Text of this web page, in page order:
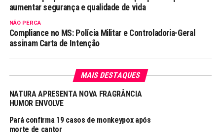
aumentar segurança e qualidade de vida
NÃO PERCA
Compliance no MS: Polícia Militar e Controladoria-Geral
assinam Carta de Intenção
MAIS DESTAQUES
NATURA APRESENTA NOVA FRAGRÂNCIA
HUMOR ENVOLVE
Pará confirma 19 casos de monkeypox após
morte de cantor